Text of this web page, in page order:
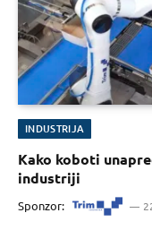
INDUSTRIJA
Kako koboti
industriji
Sponzor: